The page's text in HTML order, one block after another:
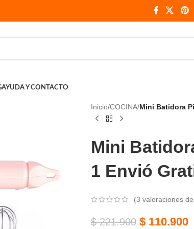
AYUDA Y CONTACTO
Inicio COCINA Mini Batidora
Mini
1 Envió
(3 valoraciones
$221.900 $110.900